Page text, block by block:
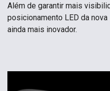
Além de garantir mais
posicionamento LED da
ainda mais inovador.